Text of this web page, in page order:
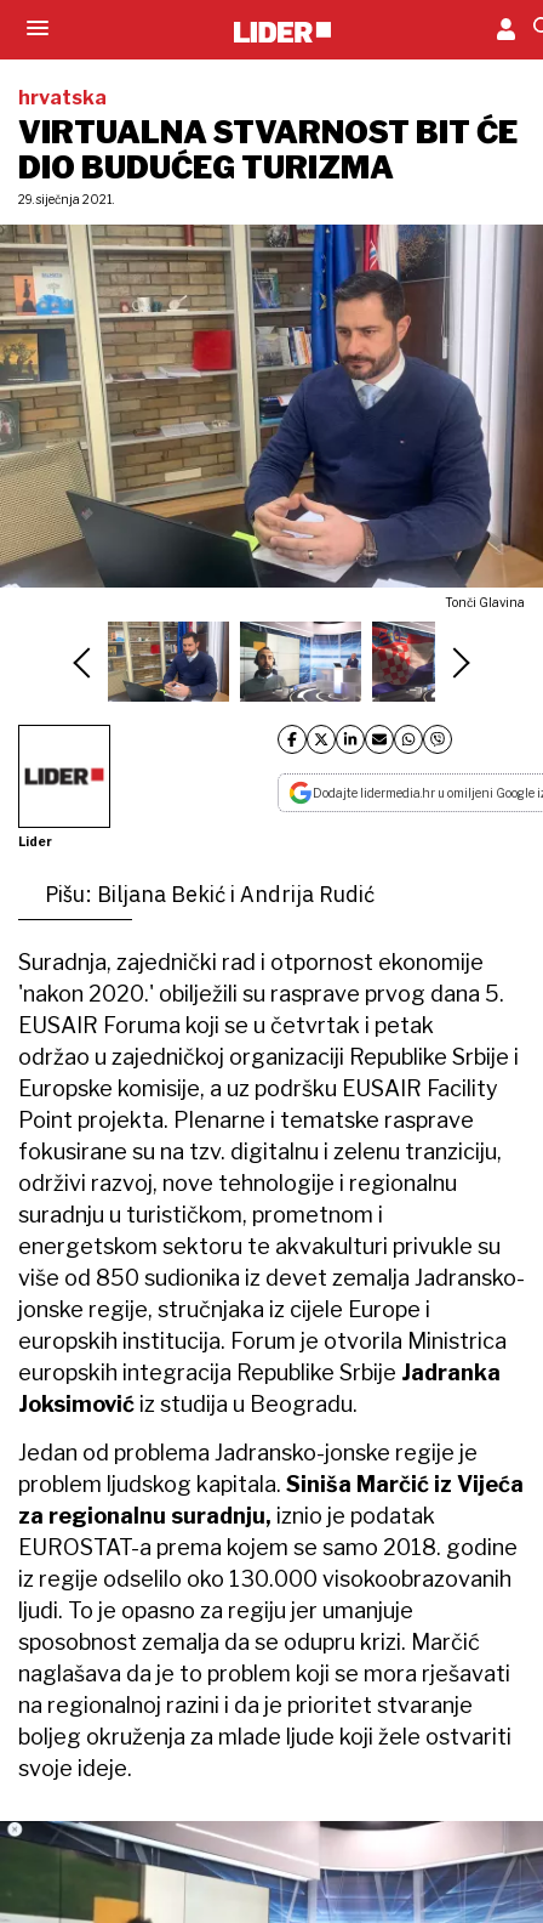
hrvatska
VIRTUALNA STVARNOST BIT ĆE
DIO BUDUĆEG TURIZMA
29. siječnja 2021.
Tonči Glavina
Lider
Dodajte lidermedia.hr u omiljeni Google
Pišu: Biljana Bekić i Andrija Rudić
Suradnja, zajednički rad i otpornost ekonomije
'nakon 2020.' obilježili su rasprave prvog dana 5.
EUSAIR Foruma koji se u četvrtak i petak
održao u zajedničkoj organizaciji Republike Srbije i
Europske komisije, a uz podršku EUSAIR Facility
Point projekta. Plenarne i tematske rasprave
fokusirane su na tzv. digitalnu i zelenu tranziciju,
održivi razvoj, nove tehnologije i regionalnu
suradnju u turističkom, prometnom i
energetskom sektoru te akvakulturi privukle su
više od 850 sudionika iz devet zemalja Jadransko-
jonske regije, stručnjaka iz cijele Europe i
europskih institucija. Forum je otvorila Ministrica
europskih integracija Republike Srbije Jadranka
Joksimović iz studija u Beogradu.
Jedan od problema Jadransko-jonske regije je
problem ljudskog kapitala. Siniša Marčić iz Vijeća
za regionalnu suradnju, iznio je podatak
EUROSTAT-a prema kojem se samo 2018. godine
iz regije odselilo oko 130.000 visokoobrazovanih
ljudi. To je opasno za regiju jer umanjuje
sposobnost zemalja da se odupru krizi. Marčić
naglašava da je to problem koji se mora rješavati
na regionalnoj razini i da je prioritet stvaranje
boljeg okruženja za mlade ljude koji žele ostvariti
svoje ideje.